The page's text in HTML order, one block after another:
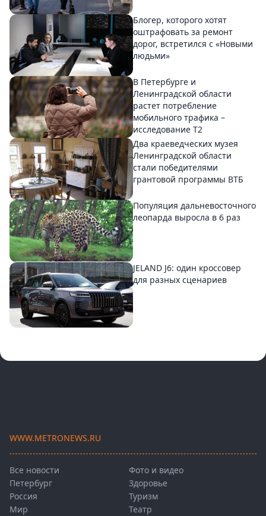
Блогер, которого хотят
оштрафовать за ремонт
дорог, встретился с «Новыми
людьми»
В Петербурге и
Ленинградской области
растет потребление
мобильного трафика –
исследование T2
Два краеведческих музея
Ленинградской области
стали победителями
грантовой программы ВТБ
Популяция дальневосточного
леопарда выросла в 6 раз
JELAND J6: один кроссовер
для разных сценариев
WWW.METRONEWS.RU
Все новости
Петербург
Россия
Мир
Фото и видео
Здоровье
Туризм
Театр